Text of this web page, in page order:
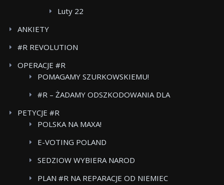
Luty 22
ANKIETY
#R REVOLUTION
OPERACJE #R
POMAGAMY SZURKOWSKIEMU!
#R – ŻADAMY ODSZKODOWANIA DLA
CARE
PETYCJE #R
POLSKA NA MAXA!
E-VOTING POLAND
SEDZIOW WYBIERA NAROD
PLAN #R NA REPARACJE OD NIEMIEC